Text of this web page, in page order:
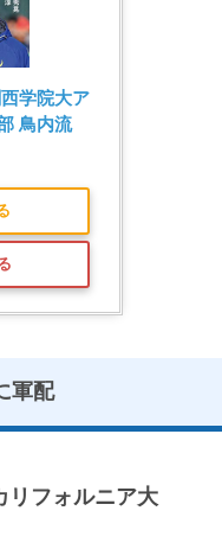
学院大ア
鳥内流
軍配
リフォルニア大